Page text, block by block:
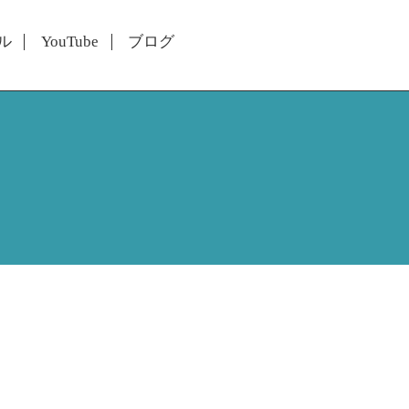
YouTube ブログ